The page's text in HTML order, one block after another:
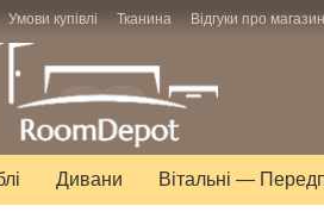
Умови купівлі Тканина Відгуки про магазин
Дивани Вітальні —